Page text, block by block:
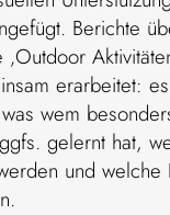
Berichte
‚Outdoor
erarbeitet:
wem
gelernt hat,
und welche